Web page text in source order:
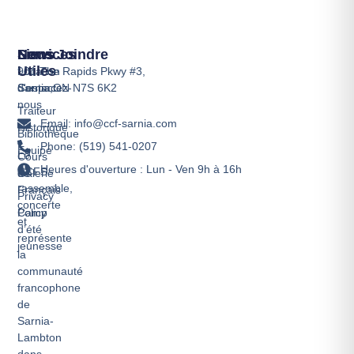
Le
CCFS
rassemble,
concerte
et
représente
la
communauté
francophone
de
Sarnia-
Lambton
Services
Location
d'espace
Traiteur
Bibliothèque
Cours
de
Français
Camp
d’été
jeunesse
Liens
Utiles
Contactez-
nous
Historique
Équipe
Galerie
Privacy
Policy
Nous Joindre
901 The Rapids Pkwy #3,
Sarnia,ON N7S 6K2
Email: info@ccf-sarnia.com
Phone: (519) 541-0207
Heures d'ouverture : Lun - Ven 9h à 16h